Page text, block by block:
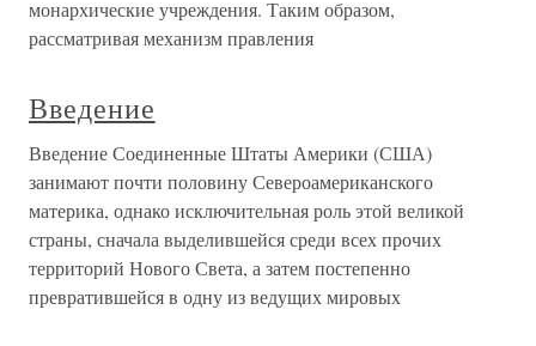
монархические учреждения. Таким образом,
рассматривая механизм правления
Введение
Введение Соединенные Штаты Америки (США)
занимают почти половину Североамериканского
материка, однако исключительная роль этой великой
страны, сначала выделившейся среди всех прочих
территорий Нового Света, а затем постепенно
превратившейся в одну из ведущих мировых